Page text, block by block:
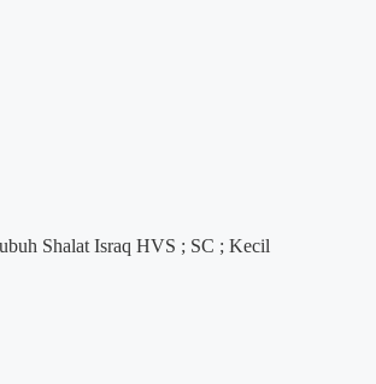
Shalat Israq HVS ; SC ; Kecil